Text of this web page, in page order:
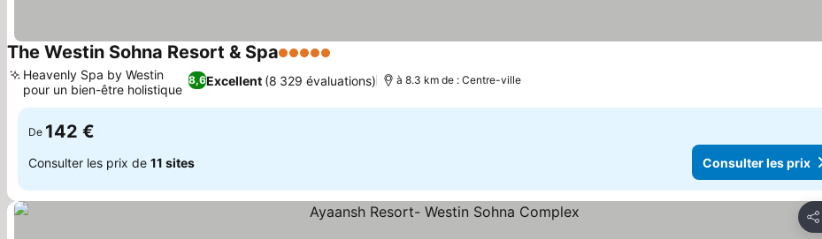
The Westin Sohna Resort & Spa5 Étoiles
8,6Excellent (8 329 évaluations)
Heavenly Spa by Westin
pour un bien-être holistique
à 8.3 km de : Centre-ville
De 142 €
Consulter les prix de 11 sites Consulter les prix